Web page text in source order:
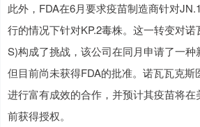
此外，FDA在6月要求疫苗制造商针对
行的情况下针对KP.2毒株。这一转变对
S)构成了挑战，该公司在同月申请了一种
但目前尚未获得FDA的批准。诺瓦瓦克斯
进行富有成效的合作，并预计其疫苗将在
前获得授权。